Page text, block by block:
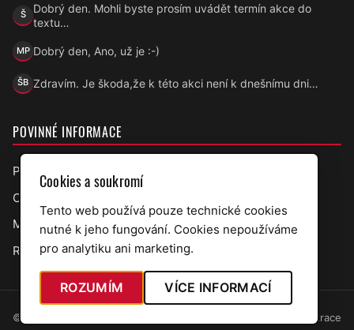
ŠŠárka
Dobrý den. Mohli byste prosím uvádět termín akce do
textu…
MP
Marek Přecechtěl
Dobrý den, Ano, už je :-)
ŠBŠárka B.
Zdravím. Je škoda,že k této akci není k dnešnímu dni…
POVINNÉ INFORMACE
Prohlášení o přístupnosti
Ochrana osobních údajů
Mapa webu
RSS úřední deska
© 2026 Obec Bělov · web v7.5.97 Administrace
Cookies a soukromí
Tento web používá pouze technické cookies
nutné k jeho fungování. Cookies nepoužíváme
pro analytiku ani marketing.
ROZUMÍM VÍCE INFORMACÍ